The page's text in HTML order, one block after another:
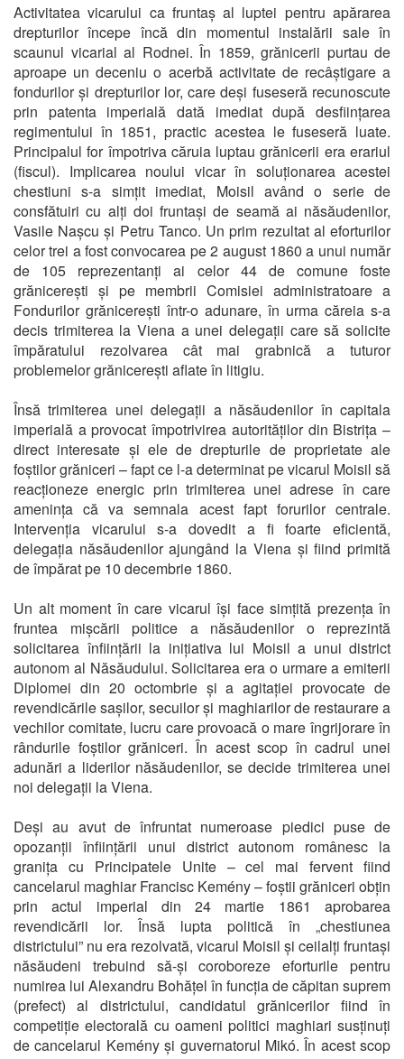
Activitatea vicarului ca fruntaș al luptei pentru apărarea
drepturilor începe încă din momentul instalării sale în
scaunul vicarial al Rodnei. În 1859, grănicerii purtau de
aproape un deceniu o acerbă activitate de recâștigare a
fondurilor și drepturilor lor, care deși fuseseră recunoscute
prin patenta imperială dată imediat după desființarea
regimentului în 1851, practic acestea le fuseseră luate.
Principalul for împotriva căruia luptau grănicerii era erariul
(fiscul). Implicarea noului vicar în soluționarea acestei
chestiuni s-a simțit imediat, Moisil având o serie de
consfătuiri cu alți doi fruntași de seamă ai năsăudenilor,
Vasile Nașcu și Petru Tanco. Un prim rezultat al eforturilor
celor trei a fost convocarea pe 2 august 1860 a unui număr
de 105 reprezentanți ai celor 44 de comune foste
grănicerești și pe membrii Comisiei administratoare a
Fondurilor grănicerești într-o adunare, în urma căreia s-a
decis trimiterea la Viena a unei delegații care să solicite
împăratului rezolvarea cât mai grabnică a tuturor
problemelor grănicerești aflate în litigiu.
Însă trimiterea unei delegații a năsăudenilor în capitala
imperială a provocat împotrivirea autorităților din Bistrița –
direct interesate și ele de drepturile de proprietate ale
foștilor grăniceri – fapt ce l-a determinat pe vicarul Moisil să
reacționeze energic prin trimiterea unei adrese în care
amenința că va semnala acest fapt forurilor centrale.
Intervenția vicarului s-a dovedit a fi foarte eficientă,
delegația năsăudenilor ajungând la Viena și fiind primită
de împărat pe 10 decembrie 1860.
Un alt moment în care vicarul își face simțită prezența în
fruntea mișcării politice a năsăudenilor o reprezintă
solicitarea înființării la inițiativa lui Moisil a unui district
autonom al Năsăudului. Solicitarea era o urmare a emiterii
Diplomei din 20 octombrie și a agitației provocate de
revendicările sașilor, secuilor și maghiarilor de restaurare a
vechilor comitate, lucru care provoacă o mare îngrijorare în
rândurile foștilor grăniceri. În acest scop în cadrul unei
adunări a liderilor năsăudenilor, se decide trimiterea unei
noi delegații la Viena.
Deși au avut de înfruntat numeroase piedici puse de
opozanții înființării unui district autonom românesc la
granița cu Principatele Unite – cel mai fervent fiind
cancelarul maghiar Francisc Kemény – foștii grăniceri obțin
prin actul imperial din 24 martie 1861 aprobarea
revendicării lor. Însă lupta politică în „chestiunea
districtului” nu era rezolvată, vicarul Moisil și ceilalți fruntași
năsăudeni trebuind să-și coroboreze eforturile pentru
numirea lui Alexandru Bohățel în funcția de căpitan suprem
(prefect) al districtului, candidatul grănicerilor fiind în
competiție electorală cu oameni politici maghiari susținuți
de cancelarul Kemény și guvernatorul Mikó. În acest scop